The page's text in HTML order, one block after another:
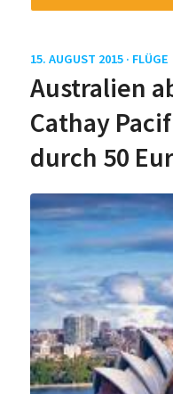
15. AUGUST 2015 · FLÜGE
Australien
Cathay
durch 50